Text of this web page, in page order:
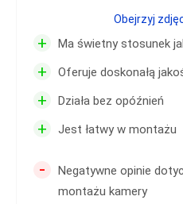
+ Ma świetny stosunek
+ Oferuje doskonałą
+ Działa bez opóźnień
+ Jest łatwy w montażu
-
Negatywne opinie
montażu kamery
Obejrzyj